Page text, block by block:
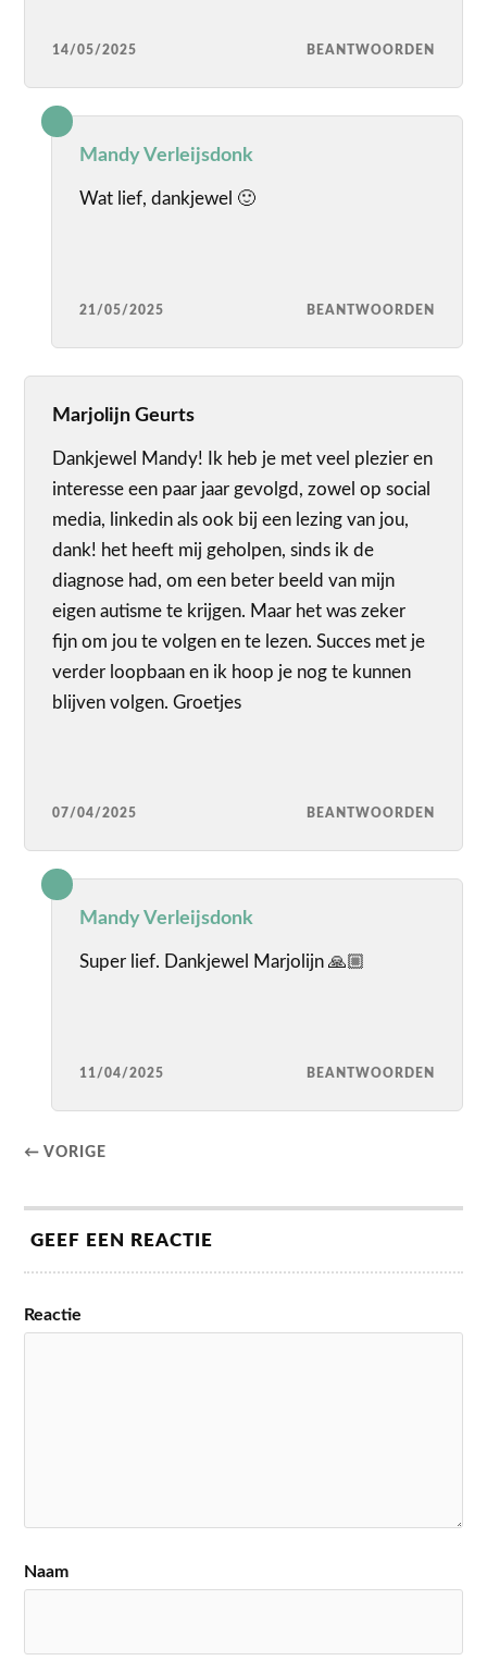
14/05/2025 BEANTWOORDEN
Mandy Verleijsdonk
Wat lief, dankjewel 🙂
21/05/2025 BEANTWOORDEN
Marjolijn Geurts
Dankjewel Mandy! Ik heb je met veel plezier en
interesse een paar jaar gevolgd, zowel op social
media, linkedin als ook bij een lezing van jou,
dank! het heeft mij geholpen, sinds ik de
diagnose had, om een beter beeld van mijn
eigen autisme te krijgen. Maar het was zeker
fijn om jou te volgen en te lezen. Succes met je
verder loopbaan en ik hoop je nog te kunnen
blijven volgen. Groetjes
07/04/2025 BEANTWOORDEN
Mandy Verleijsdonk
Super lief. Dankjewel Marjolijn 🙏🏼
11/04/2025 BEANTWOORDEN
← VORIGE
GEEF EEN REACTIE
Reactie
Naam